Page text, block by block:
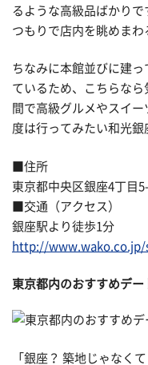
るような高級品ばかり
つもりで店内を眺めまわ
ちなみに本館並びに建
ているため、こちらな
間で高級グルメやスイ
度は行ってみたい和光銀
■住所
東京都中央区銀座4丁目
■交通（アクセス）
銀座駅より徒歩1分
http://www.wako.co.jp/
東京都内のおすすめデ
「銀座？ 築地じゃなく